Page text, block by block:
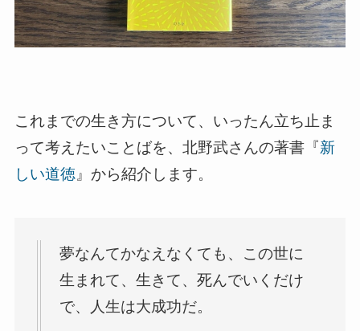
これまでの生き方について、いったん立ち止ま
って考えたいことばを、北野武さんの著書『新
しい道徳』から紹介します。
夢なんてかなえなくても、この世に
生まれて、生きて、死んでいくだけ
で、人生は大成功だ。